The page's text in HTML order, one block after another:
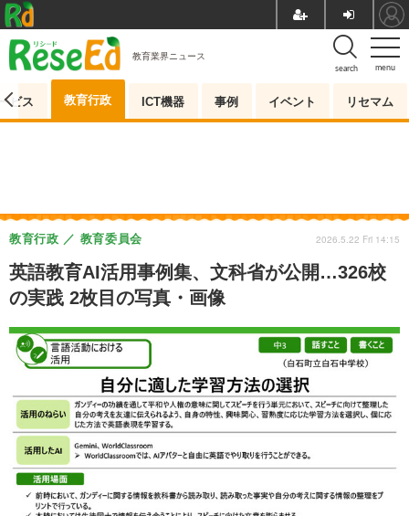
menu
search
教育業界ニュース
ビス 教育行政 ICT機器 事例 イベント リセマム
英語教育AI活用事例集、文科省が公開…326校
の実践 2枚目の写真・画像
教育行政 教育委員会 2026.5.22 Fri 14:15